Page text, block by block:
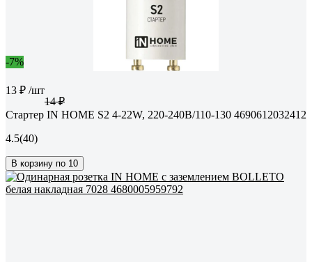
-7%
13 ₽ /шт
14 ₽
Стартер IN HOME S2 4-22W, 220-240В/110-130 4690612032412
4.5(40)
В корзину по 10